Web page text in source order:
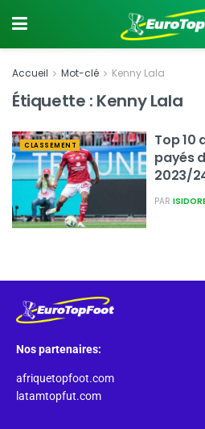
Accueil Mot-clé Kenny Lala
Étiquette : Kenny Lala
CLASSEMENT
Top 10
payés
2023/
PAR
Nos partenaires:
afriquetopfoot.com
latamtopfut.com